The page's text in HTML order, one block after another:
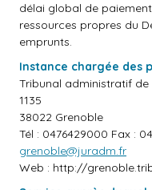
délai global de
ressources propres du
emprunts.
Instance chargée des
Tribunal administratif de
1135
38022 Grenoble
Tél : 0476429000 Fax :
grenoble@juradm.fr
Web : http://